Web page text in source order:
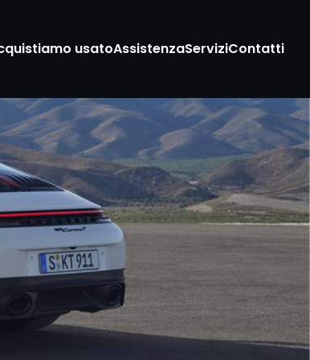
usatoAssistenzaServiziContatti